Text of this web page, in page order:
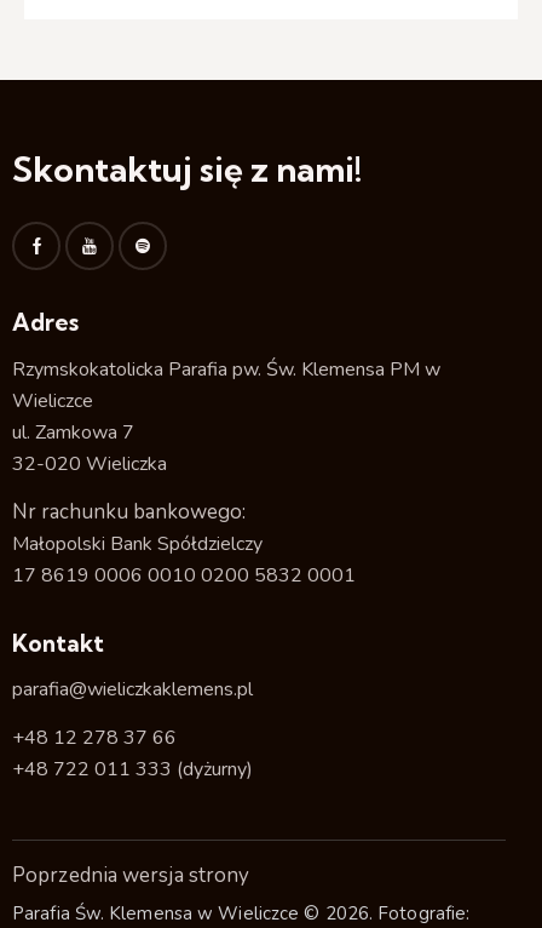
Skontaktuj się z nami!
Adres
Rzymskokatolicka Parafia pw. Św. Klemensa PM w
Wieliczce
ul. Zamkowa 7
32-020 Wieliczka
Nr rachunku bankowego:
Małopolski Bank Spółdzielczy
17 8619 0006 0010 0200 5832 0001
Kontakt
parafia@wieliczkaklemens.pl
+48 12 278 37 66
+48 722 011 333 (dyżurny)
Poprzednia wersja strony
Parafia Św. Klemensa w Wieliczce © 2026. Fotografie: